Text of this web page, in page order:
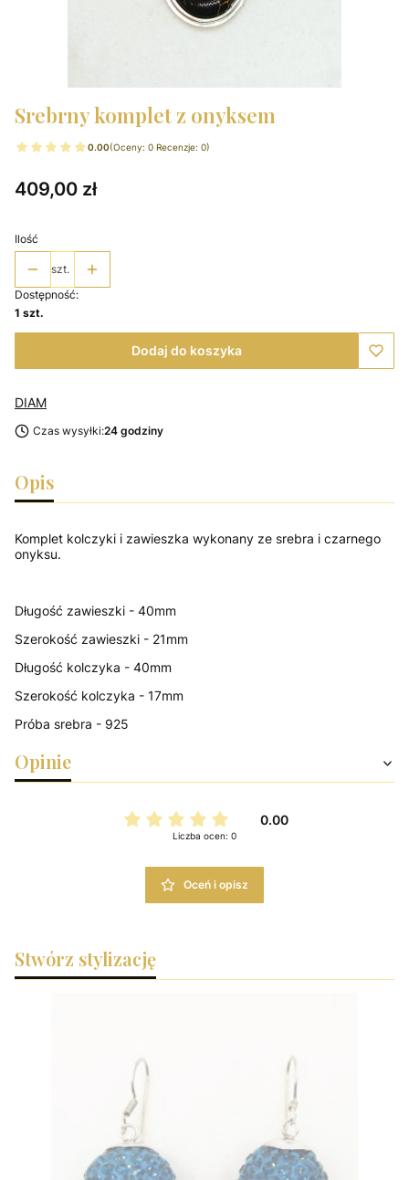
Srebrny komplet z onyksem
0.00(Oceny: 0 Recenzje: 0)
Cena
409,00 zł
Ilość
szt.
Dostępność:
1 szt.
Dodaj do koszyka
DIAM
Czas wysyłki:24 godziny
Opis
Komplet kolczyki i zawieszka wykonany ze srebra i czarnego
onyksu.
Długość zawieszki - 40mm
Szerokość zawieszki - 21mm
Długość kolczyka - 40mm
Szerokość kolczyka - 17mm
Próba srebra - 925
Opinie
0.00
Liczba ocen: 0
Oceń i opisz
Stwórz stylizację